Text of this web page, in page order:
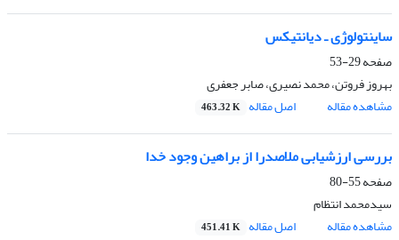
ساینتولوژی ـ دیانتیکس
صفحه29-53
بهروز فروتن، محمد نصیری، صابر جعفری
مشاهده مقاله
اصل مقاله 463.32 K
بررسی ارزشیابی ملاصدرا از براهین وجود خدا
صفحه55-80
سیدمحمد انتظام
مشاهده مقاله
اصل مقاله 451.41 K